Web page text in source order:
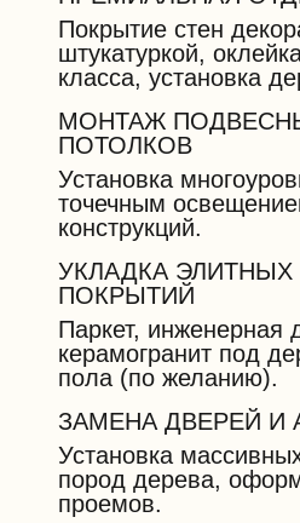
Покрытие стен
штукатуркой,
класса, установка
МОНТАЖ
ПОТОЛКОВ
Установка
точечным
конструкций.
УКЛАДКА
ПОКРЫТИЙ
Паркет, инженерная
керамогранит под
пола (по желанию).
ЗАМЕНА ДВЕРЕЙ И
Установка
пород дерева,
проемов.